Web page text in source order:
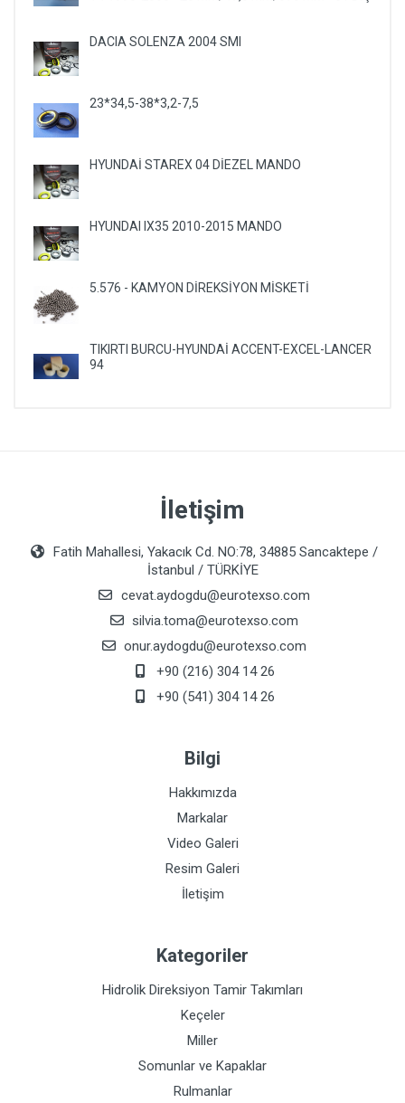
DACIA SOLENZA 2004 SMI
23*34,5-38*3,2-7,5
HYUNDAİ STAREX 04 DİEZEL MANDO
HYUNDAI IX35 2010-2015 MANDO
5.576 - KAMYON DİREKSİYON MİSKETİ
TIKIRTI BURCU-HYUNDAİ ACCENT-EXCEL-LANCER
94
İletişim
Fatih Mahallesi, Yakacık Cd. NO:78, 34885 Sancaktepe /
İstanbul / TÜRKİYE
cevat.aydogdu@eurotexso.com
silvia.toma@eurotexso.com
onur.aydogdu@eurotexso.com
+90 (216) 304 14 26
+90 (541) 304 14 26
Bilgi
Hakkımızda
Markalar
Video Galeri
Resim Galeri
İletişim
Kategoriler
Hidrolik Direksiyon Tamir Takımları
Keçeler
Miller
Somunlar ve Kapaklar
Rulmanlar